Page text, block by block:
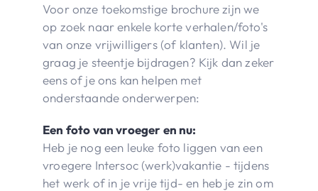
Voor onze toekomstige brochure zijn we
op zoek naar enkele korte verhalen/foto's
van onze vrijwilligers (of klanten). Wil je
graag je steentje bijdragen? Kijk dan zeker
eens of je ons kan helpen met
onderstaande onderwerpen:
Een foto van vroeger en nu:
Heb je nog een leuke foto liggen van een
vroegere Intersoc (werk)vakantie - tijdens
het werk of in je vrije tijd- en heb je zin om